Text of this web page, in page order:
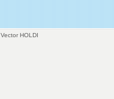
Vector HOLDI